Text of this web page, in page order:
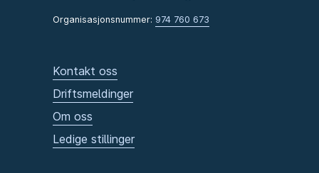
Organisasjonsnummer: 974 760 673
Kontakt oss
Driftsmeldinger
Om oss
Ledige stillinger